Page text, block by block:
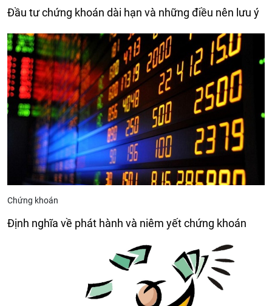
Đầu tư chứng khoán dài hạn và những điều nên lưu ý
Chứng khoán
Định nghĩa về phát hành và niêm yết chứng khoán